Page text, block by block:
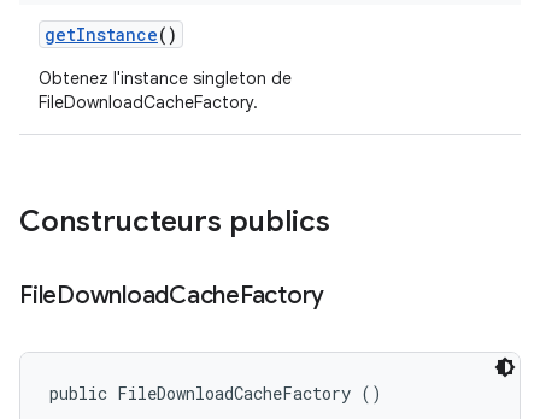
getInstance()
Obtenez l'instance singleton de
FileDownloadCacheFactory.
Constructeurs publics
FileDownloadCacheFactory
public FileDownloadCacheFactory ()